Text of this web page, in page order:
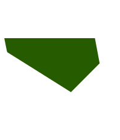
for arrangement og tekst,
Skram. Skram er den nest